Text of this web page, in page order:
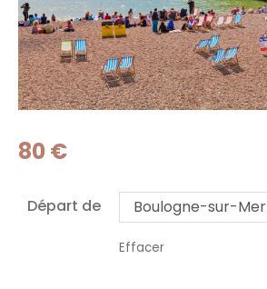
80 €
Départ de Boulogne-sur-Mer
Effacer